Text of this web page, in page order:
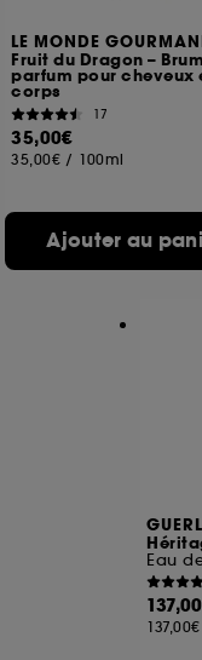
LE MONDE
Fruit du Dragon –
parfum pour cheveux
corps
17
35,00€
35,00€ / 100ml
Ajouter au
Eau
137,00€